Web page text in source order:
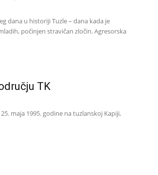
dana u historiji Tuzle – dana kada je
počinjen stravičan zločin. Agresorska
TK
maja 1995. godine na tuzlanskoj Kapiji,